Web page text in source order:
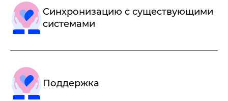
Синхронизацию с существующими
системами
Поддержка